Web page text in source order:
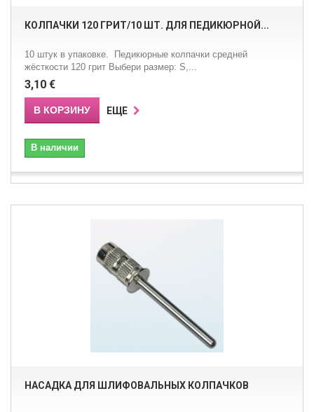
КОЛПАЧКИ 120 ГРИТ/10 ШТ. ДЛЯ ПЕДИКЮРНОЙ...
10 штук в упаковке. Педикюрные колпачки средней
жёсткости 120 грит Выбери размер: S,...
3,10 €
В КОРЗИНУ ЕЩЕ
В наличии
НАСАДКА ДЛЯ ШЛИФОВАЛЬНЫХ КОЛПАЧКОВ